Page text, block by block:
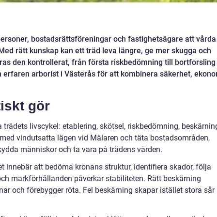
bostadsrättsföreningar och fastighetsägare att vårda
rätt kunskap kan ett träd leva längre, ge mer skugga och
den kontrollerat, från första riskbedömning till bortforsling
arborist i Västerås för att kombinera säkerhet,
gör
livscykel: etablering, skötsel, riskbedömning,
vindutsatta lägen vid Mälaren och täta bostadsområden,
människor och ta vara på trädens värden.
innebär att bedöma kronans struktur, identifiera skador, följa
markförhållanden påverkar stabiliteten. Rätt beskärning
och förebygger röta. Fel beskärning skapar istället stora sår